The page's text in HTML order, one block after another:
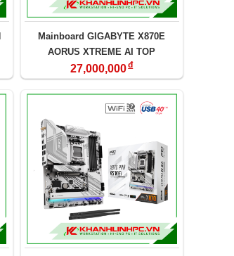
Mainboard GIGABYTE X870E
AORUS XTREME AI TOP
27,000,000đ